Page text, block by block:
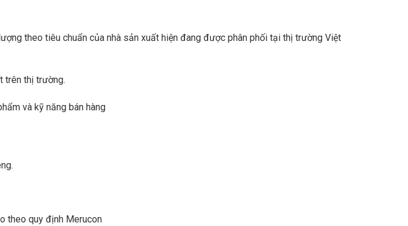
theo tiêu chuẩn của nhà sản xuất hiện đang được phân phối tại thị trường Việt
trên thị trường.
và kỹ năng bán hàng
theo quy định Merucon